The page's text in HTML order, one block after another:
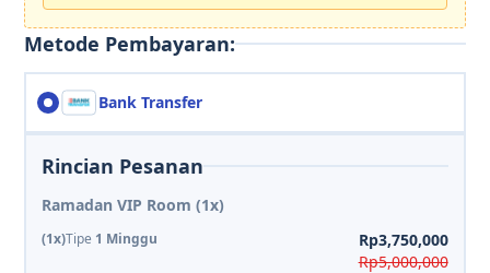
Metode Pembayaran:
Bank Transfer
Rincian Pesanan
Ramadan VIP Room(1x)
(1x)Tipe 1 Minggu
Rp3,750,000
Rp5,000,000